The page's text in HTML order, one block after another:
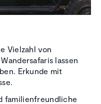
Vielzahl von
lassen
Erkunde mit
familienfreundliche